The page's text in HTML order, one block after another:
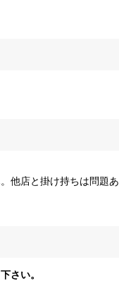
他店と掛け持ちは問題あ
さい。